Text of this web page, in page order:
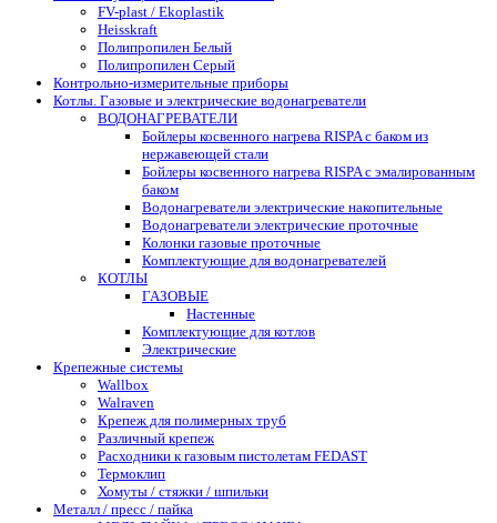
FV-plast / Ekoplastik
Heisskraft
Полипропилен Белый
Полипропилен Серый
Контрольно-измерительные приборы
Котлы. Газовые и электрические водонагреватели
ВОДОНАГРЕВАТЕЛИ
Бойлеры косвенного нагрева RISPA с баком из
нержавеющей стали
Бойлеры косвенного нагрева RISPA с эмалированным
баком
Водонагреватели электрические накопительные
Водонагреватели электрические проточные
Колонки газовые проточные
Комплектующие для водонагревателей
КОТЛЫ
ГАЗОВЫЕ
Настенные
Комплектующие для котлов
Электрические
Крепежные системы
Wallbox
Walraven
Крепеж для полимерных труб
Различный крепеж
Расходники к газовым пистолетам FEDAST
Термоклип
Хомуты / стяжки / шпильки
Металл / пресс / пайка